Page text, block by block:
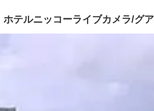
ホテルニッコーライブカメラ/グ